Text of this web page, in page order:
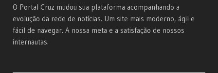
O Portal Cruz mudou sua plataforma acompanhando a
evolução da rede de notícias. Um site mais moderno, ágil e
fácil de navegar. A nossa meta e a satisfação de nossos
internautas.